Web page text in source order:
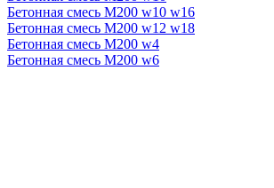
Бетонная смесь М200 w10 w16
Бетонная смесь М200 w12 w18
Бетонная смесь М200 w4
Бетонная смесь М200 w6